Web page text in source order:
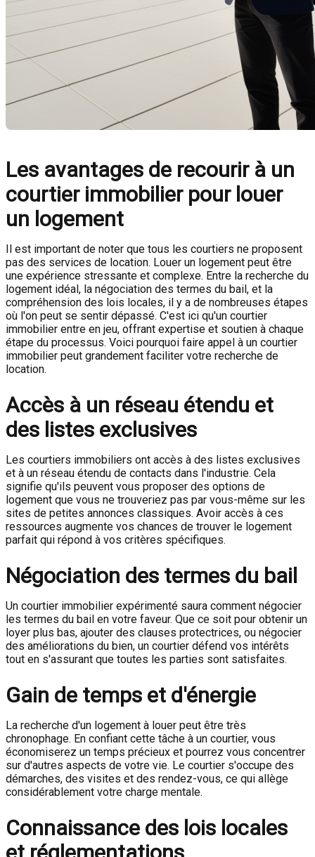
Les avantages de recourir à un
courtier immobilier pour louer
un logement
Il est important de noter que tous les courtiers ne proposent
pas des services de location. Louer un logement peut être
une expérience stressante et complexe. Entre la recherche du
logement idéal, la négociation des termes du bail, et la
compréhension des lois locales, il y a de nombreuses étapes
où l'on peut se sentir dépassé. C'est ici qu'un courtier
immobilier entre en jeu, offrant expertise et soutien à chaque
étape du processus. Voici pourquoi faire appel à un courtier
immobilier peut grandement faciliter votre recherche de
location.
Accès à un réseau étendu et
des listes exclusives
Les courtiers immobiliers ont accès à des listes exclusives
et à un réseau étendu de contacts dans l'industrie. Cela
signifie qu'ils peuvent vous proposer des options de
logement que vous ne trouveriez pas par vous-même sur les
sites de petites annonces classiques. Avoir accès à ces
ressources augmente vos chances de trouver le logement
parfait qui répond à vos critères spécifiques.
Négociation des termes du bail
Un courtier immobilier expérimenté saura comment négocier
les termes du bail en votre faveur. Que ce soit pour obtenir un
loyer plus bas, ajouter des clauses protectrices, ou négocier
des améliorations du bien, un courtier défend vos intérêts
tout en s'assurant que toutes les parties sont satisfaites.
Gain de temps et d'énergie
La recherche d'un logement à louer peut être très
chronophage. En confiant cette tâche à un courtier, vous
économiserez un temps précieux et pourrez vous concentrer
sur d'autres aspects de votre vie. Le courtier s'occupe des
démarches, des visites et des rendez-vous, ce qui allège
considérablement votre charge mentale.
Connaissance des lois locales